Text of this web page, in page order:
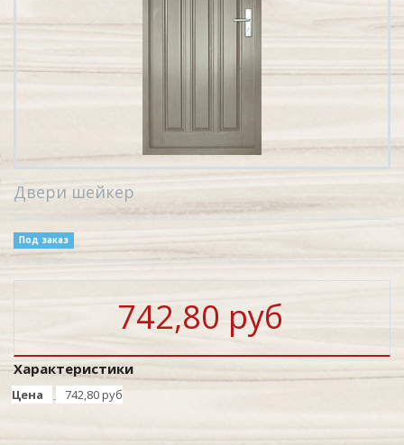
Двери шейкер
Под заказ
742,80 руб
Характеристики
Цена 742,80 руб